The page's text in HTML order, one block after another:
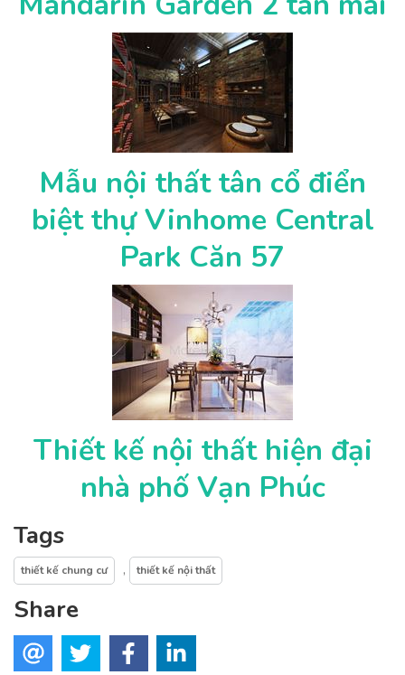
Mẫu nội thất tân cổ điển
biệt thự Vinhome Central
Park Căn 57
Thiết kế nội thất hiện đại
nhà phố Vạn Phúc
Tags
thiết kế chung cư , thiết kế nội thất
Share